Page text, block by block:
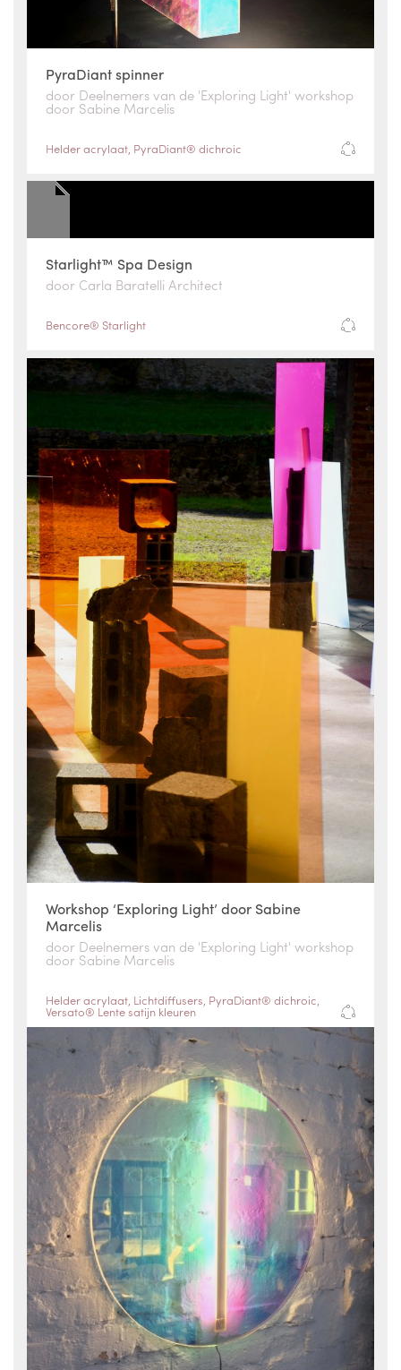
PyraDiant spinner
door Deelnemers van de 'Exploring Light' workshop
door Sabine Marcelis
Helder acrylaat, PyraDiant® dichroic
Starlight™ Spa Design
door Carla Baratelli Architect
Bencore® Starlight
Workshop ‘Exploring Light’ door Sabine
Marcelis
door Deelnemers van de 'Exploring Light' workshop
door Sabine Marcelis
Helder acrylaat Lichtdiffusers PyraDiant® dichroic
Versato® Lente satijn kleuren